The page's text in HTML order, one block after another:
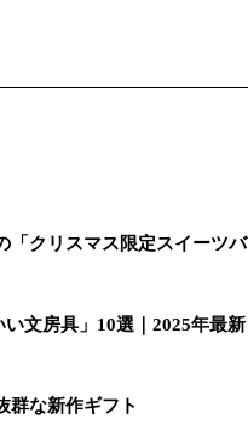
「クリスマス限定スイーツ
文房具」10選｜2025年最新
群な新作ギフト